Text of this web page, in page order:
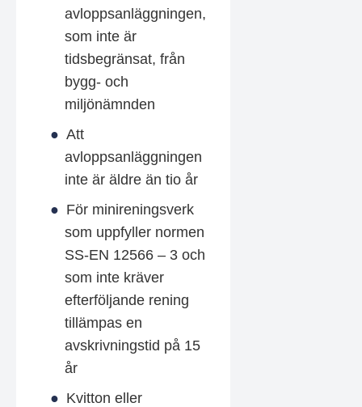
avloppsanläggningen,
som inte är
tidsbegränsat, från
bygg- och
miljönämnden
Att
avloppsanläggningen
inte är äldre än tio år
För minireningsverk
som uppfyller normen
SS-EN 12566 – 3 och
som inte kräver
efterföljande rening
tillämpas en
avskrivningstid på 15
år
Kvitton eller